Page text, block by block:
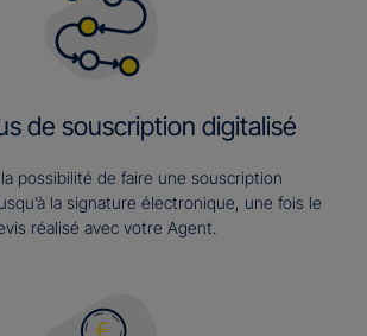
de souscription digitalisé
possibilité de faire une souscription
la signature électronique, une fois le
réalisé avec votre Agent.